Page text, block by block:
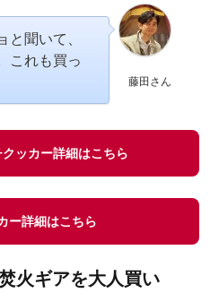
藤田さん
聞いて、
これも買っ
ッカー詳細はこちら
ー詳細はこちら
火ギアを大人買い